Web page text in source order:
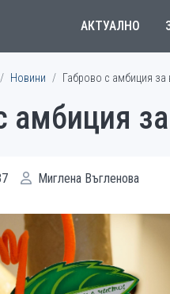
АКТУАЛНО
Новини Габрово с амбиция за
амбиция
Миглена Въгленова